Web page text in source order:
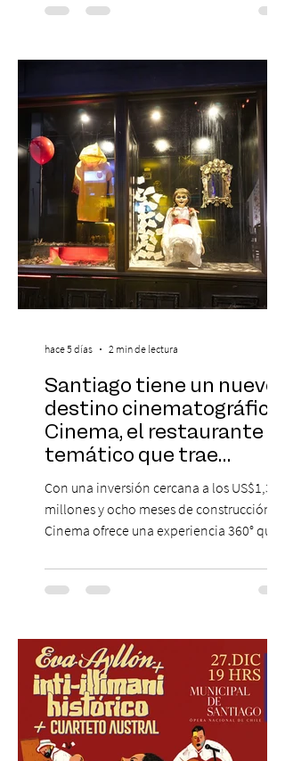
Día del Niño. El espectáculo Hollywood
de todos los tiempos en un concierto en
sinfónica en pleno, coro y una
sorprendente puesta en escena pensada
especialmente pa
Santiago tiene un nuevo
destino cinematográfico:
Cinema, el restaurante
temático que trae
Hollywood a Chile
Con una inversión cercana a los US$1,3
millones y ocho meses de construcción,
Cinema ofrece una experiencia 360° que
cinematográfica y actores en vivo,
recreando algunos de los universos más
una nueva atracción a su oferta
gastronómica y turística con la apertura de
Cinema, un restaurante temático
inspirado en el concepto de un museo de
Hollywood, que promete transportar a sus
visitantes a distintos
hace 5 días 2 min de lectura